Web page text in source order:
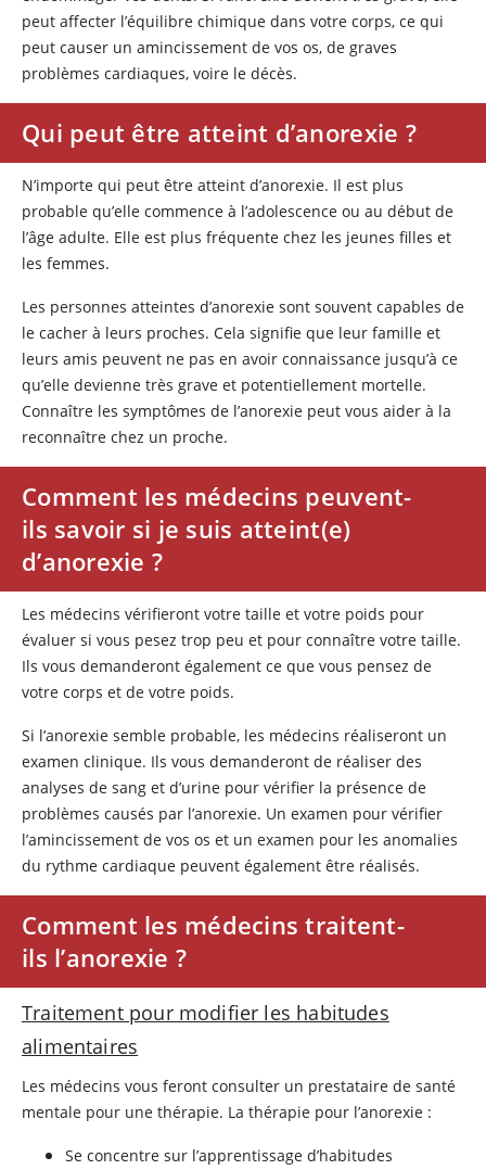
peut affecter l’équilibre chimique dans votre corps, ce qui
peut causer un amincissement de vos os, de graves
problèmes cardiaques, voire le décès.
Qui peut être atteint d’anorexie ?
N’importe qui peut être atteint d’anorexie. Il est plus
probable qu’elle commence à l’adolescence ou au début de
l’âge adulte. Elle est plus fréquente chez les jeunes filles et
les femmes.
Les personnes atteintes d’anorexie sont souvent capables de
le cacher à leurs proches. Cela signifie que leur famille et
leurs amis peuvent ne pas en avoir connaissance jusqu’à ce
qu’elle devienne très grave et potentiellement mortelle.
Connaître les symptômes de l’anorexie peut vous aider à la
reconnaître chez un proche.
Comment les médecins peuvent-
ils savoir si je suis atteint(e)
d’anorexie ?
Les médecins vérifieront votre taille et votre poids pour
évaluer si vous pesez trop peu et pour connaître votre taille.
Ils vous demanderont également ce que vous pensez de
votre corps et de votre poids.
Si l’anorexie semble probable, les médecins réaliseront un
examen clinique. Ils vous demanderont de réaliser des
analyses de sang et d’urine pour vérifier la présence de
problèmes causés par l’anorexie. Un examen pour vérifier
l’amincissement de vos os et un examen pour les anomalies
du rythme cardiaque peuvent également être réalisés.
Comment les médecins traitent-
ils l’anorexie ?
Traitement pour modifier les habitudes
alimentaires
Les médecins vous feront consulter un prestataire de santé
mentale pour une thérapie. La thérapie pour l’anorexie :
Se concentre sur l’apprentissage d’habitudes